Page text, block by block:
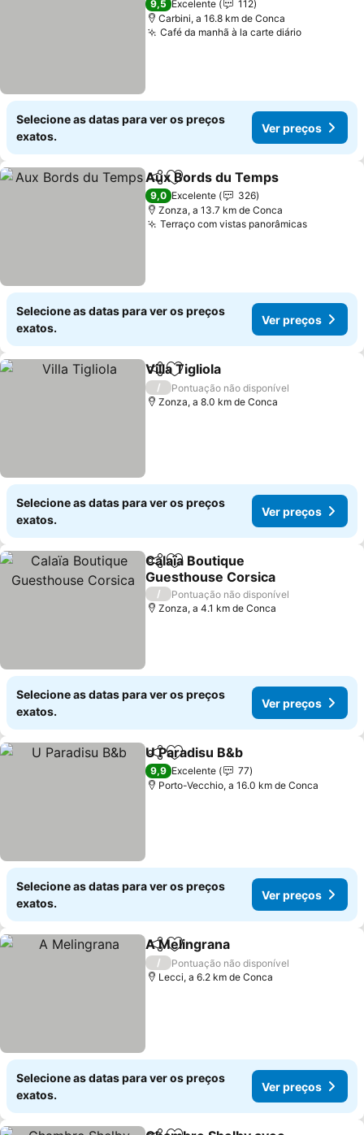
9,5 Excelente
112
Carbini, a 16.8 km de Conca
Café da manhã à la carte diário
Selecione as datas para ver os preços
exatos.
Ver preços
PartilharAdicionar aos favoritos
Aux Bords du Temps
9,0 Excelente
326
Zonza, a 13.7 km de Conca
Terraço com vistas panorâmicas
Selecione as datas para ver os preços
exatos.
Ver preços
PartilharAdicionar aos favoritos
Villa Tigliola
/
Pontuação não disponível
Zonza, a 8.0 km de Conca
Selecione as datas para ver os preços
exatos.
Ver preços
PartilharAdicionar aos favoritos
Calaïa Boutique
Guesthouse Corsica
/
Pontuação não disponível
Zonza, a 4.1 km de Conca
Selecione as datas para ver os preços
exatos.
Ver preços
PartilharAdicionar aos favoritos
U Paradisu B&b
9,9 Excelente
77
Porto-Vecchio, a 16.0 km de Conca
Selecione as datas para ver os preços
exatos.
Ver preços
PartilharAdicionar aos favoritos
A Melingrana
/
Pontuação não disponível
Lecci, a 6.2 km de Conca
Selecione as datas para ver os preços
exatos.
Ver preços